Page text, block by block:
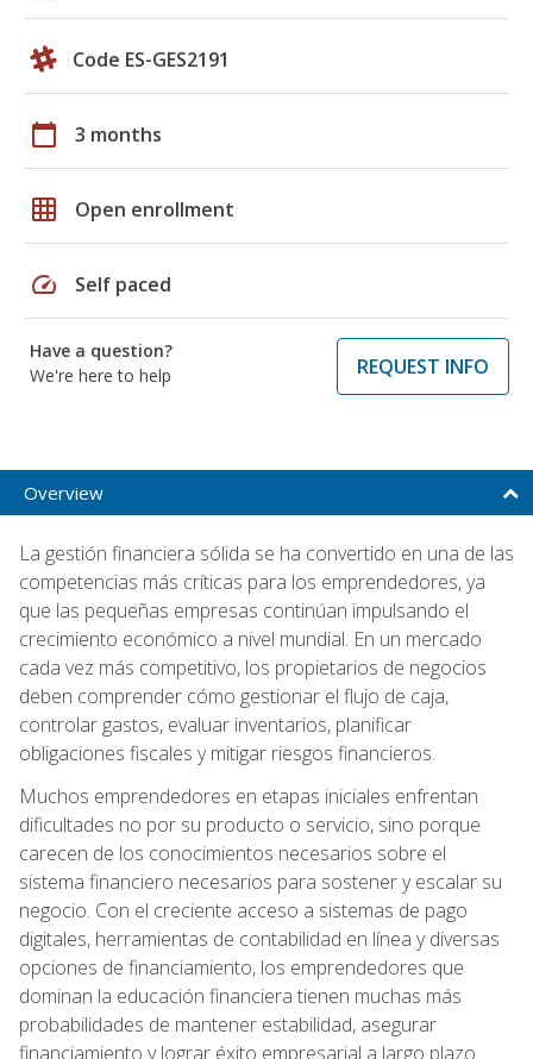
Code ES-GES2191
calendar_today 3 months
grid_on Open enrollment
speed Self paced
Have a question?
We're here to help
REQUEST INFO
Overview
La gestión financiera sólida se ha convertido en una de las
competencias más críticas para los emprendedores, ya
que las pequeñas empresas continúan impulsando el
crecimiento económico a nivel mundial. En un mercado
cada vez más competitivo, los propietarios de negocios
deben comprender cómo gestionar el flujo de caja,
controlar gastos, evaluar inventarios, planificar
obligaciones fiscales y mitigar riesgos financieros.
Muchos emprendedores en etapas iniciales enfrentan
dificultades no por su producto o servicio, sino porque
carecen de los conocimientos necesarios sobre el
sistema financiero necesarios para sostener y escalar su
negocio. Con el creciente acceso a sistemas de pago
digitales, herramientas de contabilidad en línea y diversas
opciones de financiamiento, los emprendedores que
dominan la educación financiera tienen muchas más
probabilidades de mantener estabilidad, asegurar
financiamiento y lograr éxito empresarial a largo plazo.